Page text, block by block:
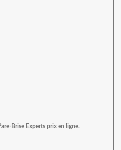
Brise Experts prix en ligne.